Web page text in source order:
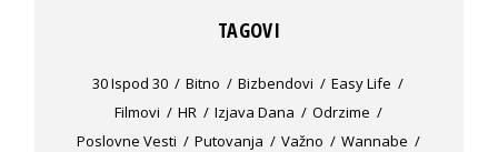
TAGOVI
30 Ispod 30 Bitno Bizbendovi
Easy Life
Filmovi
HR Izjava Dana
Odrzime
Poslovne Vesti
Putovanja Važno
Wannabe